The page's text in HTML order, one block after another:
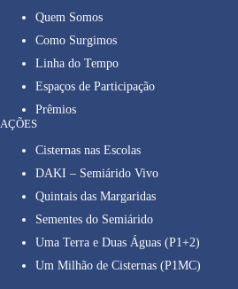
Quem Somos
Como Surgimos
Linha do Tempo
Espaços de Participação
Prêmios
AÇÕES
Cisternas nas Escolas
DAKI – Semiárido Vivo
Quintais das Margaridas
Sementes do Semiárido
Uma Terra e Duas Águas (P1+2)
Um Milhão de Cisternas (P1MC)